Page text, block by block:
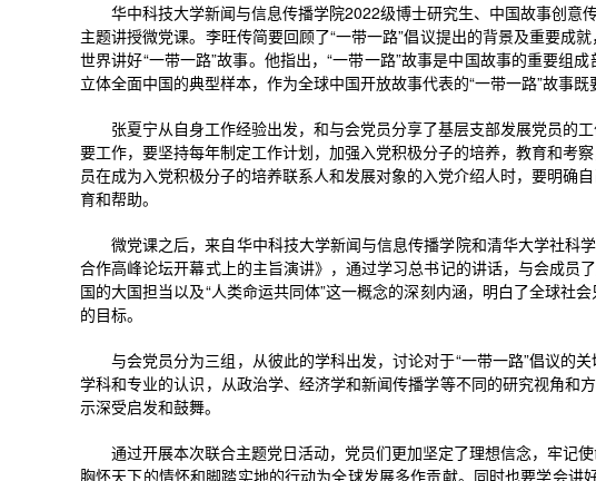
华中科技大学新闻与信息传播学院2022级博士研究生、中国故事创意
主题讲授微党课。李旺传简要回顾了“一带一路”倡议提出的背景及重要成
世界讲好“一带一路”故事。他指出，“一带一路”故事是中国故事的重要组
立体全面中国的典型样本，作为全球中国开放故事代表的“一带一路”故事
张夏宁从自身工作经验出发，和与会党员分享了基层支部发展党员的
要工作，要坚持每年制定工作计划，加强入党积极分子的培养，教育和考
员在成为入党积极分子的培养联系人和发展对象的入党介绍人时，要明确
育和帮助。
微党课之后，来自华中科技大学新闻与信息传播学院和清华大学社科
合作高峰论坛开幕式上的主旨演讲》，通过学习总书记的讲话，与会成员
国的大国担当以及“人类命运共同体”这一概念的深刻内涵，明白了全球社
的目标。
与会党员分为三组，从彼此的学科出发，讨论对于“一带一路”倡议的
学科和专业的认识，从政治学、经济学和新闻传播学等不同的研究视角和
示深受启发和鼓舞。
通过开展本次联合主题党日活动，党员们更加坚定了理想信念，牢记
胸怀天下的情怀和脚踏实地的行动为全球发展多作贡献。同时也要学会